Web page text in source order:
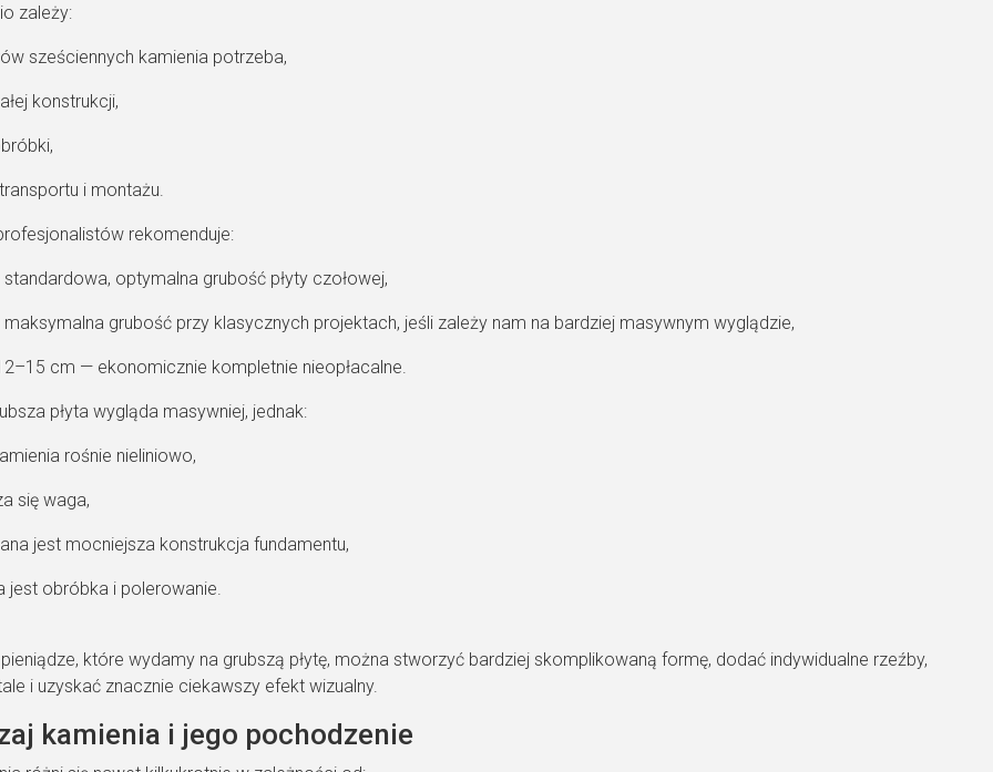
zależy:
sześciennych kamienia potrzeba,
konstrukcji,
i montażu.
rekomenduje:
optymalna grubość płyty czołowej,
grubość przy klasycznych projektach, jeśli zależy nam na bardziej masywnym wyglądzie,
cm — ekonomicznie kompletnie nieopłacalne.
płyta wygląda masywniej, jednak:
rośnie nieliniowo,
się waga,
jest mocniejsza konstrukcja fundamentu,
jest obróbka i polerowanie.
które wydamy na grubszą płytę, można stworzyć bardziej skomplikowaną formę, dodać indywidualne rzeźby,
i uzyskać znacznie ciekawszy efekt wizualny.
kamienia i jego pochodzenie